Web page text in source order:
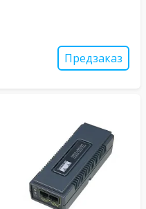
Предзаказ